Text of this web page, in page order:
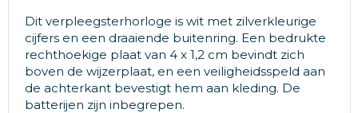
Dit verpleegsterhorloge is wit met zilverkleurige
cijfers en een draaiende buitenring. Een bedrukte
rechthoekige plaat van 4 x 1,2 cm bevindt zich
boven de wijzerplaat, en een veiligheidsspeld aan
de achterkant bevestigt hem aan kleding. De
batterijen zijn inbegrepen.